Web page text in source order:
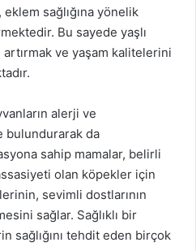
sağlığına yönelik
Bu sayede yaşlı
artırmak ve yaşam kalitelerini
alerji ve
bulundurarak da
sahip mamalar, belirli
olan köpekler için
sevimli dostlarının
sağlar. Sağlıklı bir
sağlığını tehdit eden birçok